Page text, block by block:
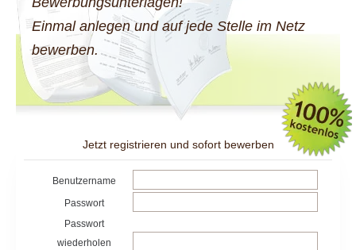
Einmal anlegen und auf jede Stelle im Netz
bewerben.
Jetzt registrieren und sofort bewerben
Benutzername
Passwort
Passwort
wiederholen